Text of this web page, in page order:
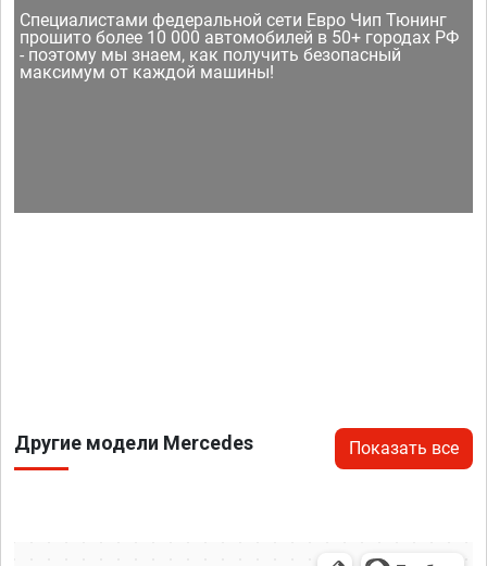
Специалистами федеральной сети Евро Чип Тюнинг
прошито более 10 000 автомобилей в 50+ городах РФ
- поэтому мы знаем, как получить безопасный
максимум от каждой машины!
Другие модели Mercedes Показать все